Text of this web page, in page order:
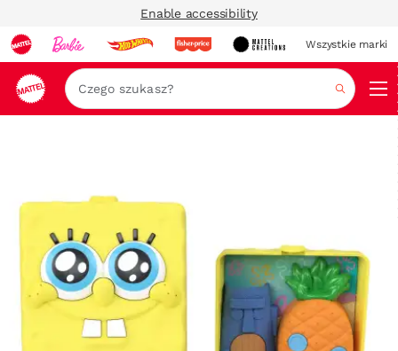
Enable accessibility
Wszystkie marki
Szukaj